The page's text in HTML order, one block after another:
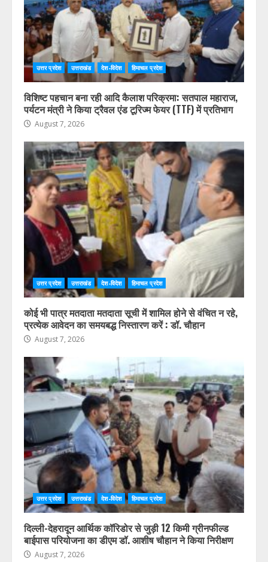
उत्तर प्रदेश उत्तराखंड देश-विदेश हिमाचल प्रदेश
विशिष्ट पहचान बना रही आदि कैलाश परिक्रमा: सतपाल महाराज,
पर्यटन मंत्री ने किया ट्रैवल एंड टूरिज्म फेयर (TTF) में प्रतिभाग
August 7, 2026
उत्तर प्रदेश उत्तराखंड देश-विदेश हिमाचल प्रदेश
कोई भी पात्र मतदाता मतदाता सूची में शामिल होने से वंचित न रहे,
प्रत्येक आवेदन का समयबद्ध निस्तारण करें : डॉ. चौहान
August 7, 2026
उत्तर प्रदेश उत्तराखंड देश-विदेश हिमाचल प्रदेश
दिल्ली-देहरादून आर्थिक कॉरिडोर से जुड़ी 12 किमी ग्रीनफील्ड
बाईपास परियोजना का डीएम डॉ. आशीष चौहान ने किया निरीक्षण
August 7, 2026